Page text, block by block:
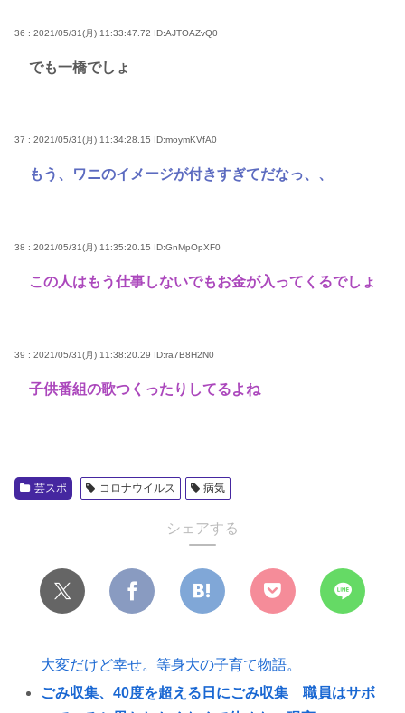
36 : 2021/05/31(月) 11:33:47.72 ID:AJTOAZvQ0
でも一橋でしょ
37 : 2021/05/31(月) 11:34:28.15 ID:moymKVfA0
もう、ワニのイメージが付きすぎてだなっ、、
38 : 2021/05/31(月) 11:35:20.15 ID:GnMpOpXF0
この人はもう仕事しないでもお金が入ってくるでしょ
39 : 2021/05/31(月) 11:38:20.29 ID:ra7B8H2N0
子供番組の歌つくったりしてるよね
芸スポ コロナウイルス 病気
シェアする
大変だけど幸せ。等身大の子育て物語。
ごみ収集、40度を超える日にごみ収集 職員はサボ